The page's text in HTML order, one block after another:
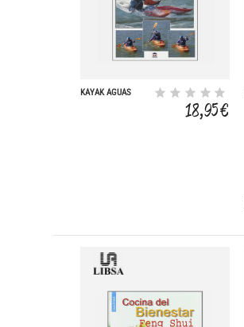
KAYAK AGUAS
18,95 €